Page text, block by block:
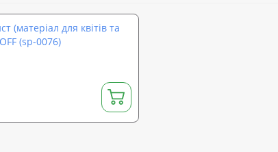
(матеріал для квітів та
(sp-0076)